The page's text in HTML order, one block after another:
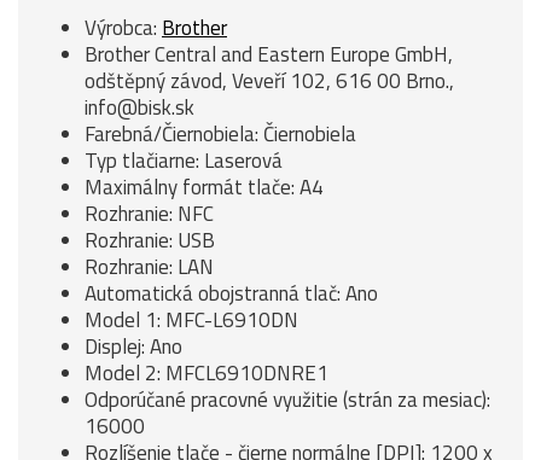
Výrobca: Brother
Brother Central and Eastern Europe GmbH,
odštěpný závod, Veveří 102, 616 00 Brno.,
info@bisk.sk
Farebná/Čiernobiela: Čiernobiela
Typ tlačiarne: Laserová
Maximálny formát tlače: A4
Rozhranie: NFC
Rozhranie: USB
Rozhranie: LAN
Automatická obojstranná tlač: Ano
Model 1: MFC-L6910DN
Displej: Ano
Model 2: MFCL6910DNRE1
Odporúčané pracovné využitie (strán za mesiac):
16000
Rozlíšenie tlače - čierne normálne [DPI]: 1200 x